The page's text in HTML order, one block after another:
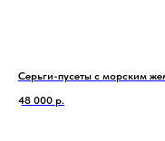
Серьги-пусеты с морским
48 000 р.